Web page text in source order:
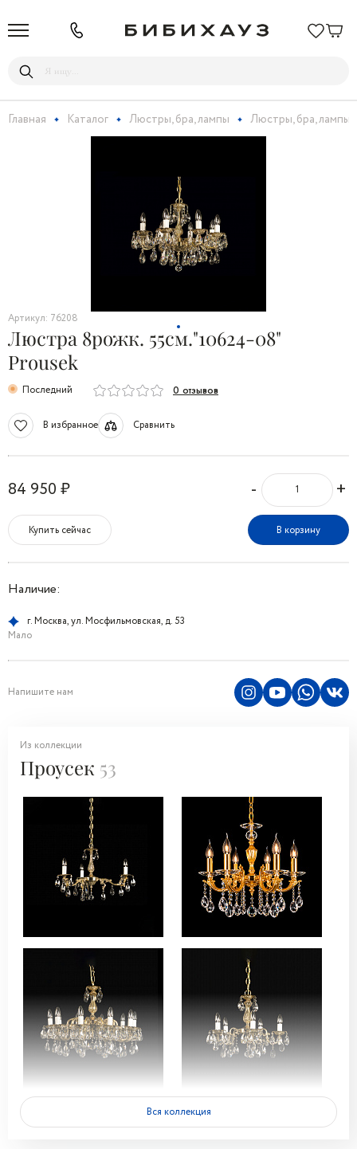
Главная Каталог Люстры, бра, лампы Люстры, бра, лампы
Артикул: 76208
Люстра 8рожк. 55см."10624-08"
Prousek
Последний 0 отзывов
В избранное Сравнить
84 950 ₽ - +
Купить сейчас В корзину
Наличие:
г. Москва, ул. Мосфильмовская, д. 53
Мало
Напишите нам
Из коллекции
Проусек 53
Вся коллекция